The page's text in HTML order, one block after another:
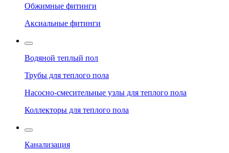
Обжимные фитинги
Аксиальные фитинги
Водяной теплый пол
Трубы для теплого пола
Насосно-смесительные узлы для теплого пола
Коллекторы для теплого пола
Канализация